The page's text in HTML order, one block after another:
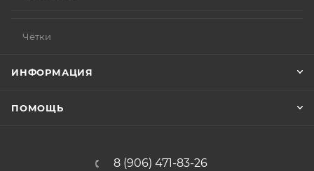
Чётки
ИНФОРМАЦИЯ
ПОМОЩЬ
8 (906) 471-83-26